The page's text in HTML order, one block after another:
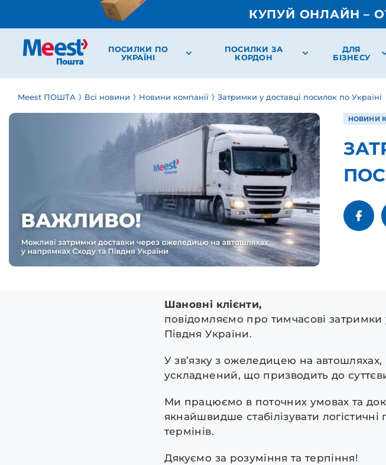
КУПУЙ ОНЛАЙН –
ПОСИЛКИ ПО
УКРАЇНІ
ПОСИЛКИ ЗА
КОРДОН
ДЛЯ
БІЗНЕСУ
Meest ПОШТА Всі новини Новини компанії Затримки у доставці посилок по Україні
НОВИНИ
Шановні клієнти,
повідомляємо про тимчасові
Півдня України.
У зв’язку з ожеледицею на автошляхах,
ускладнений, що призводить до
Ми працюємо в поточних умовах та
якнайшвидше стабілізувати
термінів.
Дякуємо за розуміння та терпіння!